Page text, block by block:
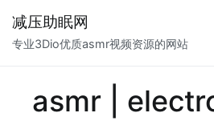
减压助眠网
专业3Dio优质asmr视频资源的网站
asmr |